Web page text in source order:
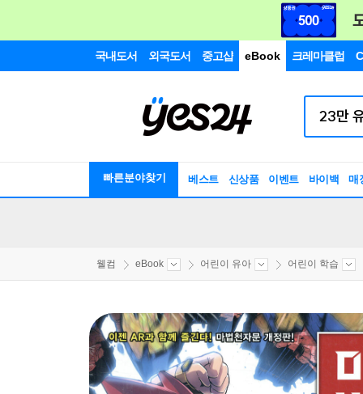
국내도서 외국도서 중고샵 eBook 크레마클럽
빠른분야찾기 베스트 신상품 이벤트 바이백 매
웰컴 eBook 어린이 유아 어린이 학습